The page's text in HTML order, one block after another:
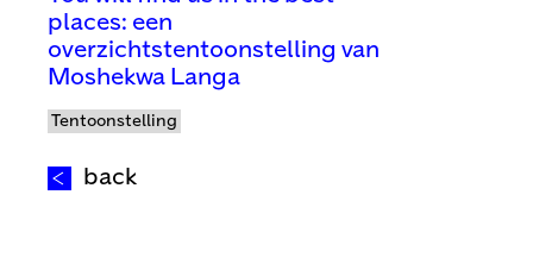
places: een
overzichtstentoonstelling van
Moshekwa Langa
Tentoonstelling
back